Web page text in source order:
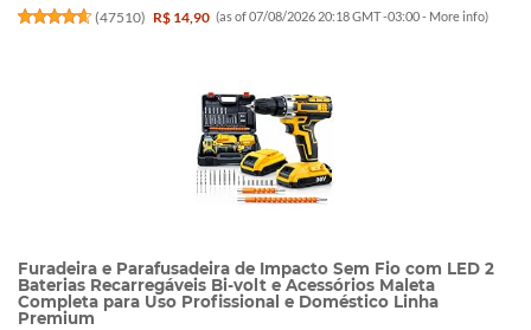
(47510) R$ 14,90 (as of 07/08/2026 20:18 GMT -03:00 - More info)
Furadeira e Parafusadeira de Impacto Sem Fio com LED 2
Baterias Recarregáveis Bi-volt e Acessórios Maleta
Completa para Uso Profissional e Doméstico Linha
Premium